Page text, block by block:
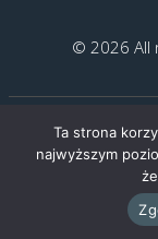
© 2026 All
Ta strona
najwyższym